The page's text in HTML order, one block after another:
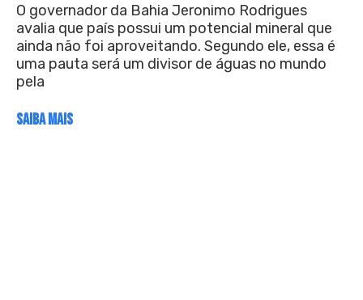
O governador da Bahia Jeronimo Rodrigues
avalia que país possui um potencial mineral que
ainda não foi aproveitando. Segundo ele, essa é
uma pauta será um divisor de águas no mundo
pela
SAIBA MAIS